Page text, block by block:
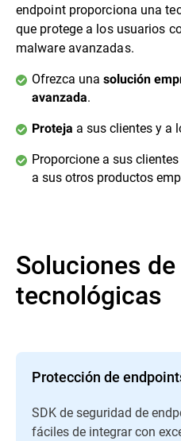
endpoint proporciona una
que protege a los usuarios
malware avanzadas.
Ofrezca una solución
avanzada.
Proteja a sus clientes y a
Proporcione a sus
a sus otros productos
Soluciones
tecnológicas
Protección de
SDK de seguridad de
fáciles de integrar con